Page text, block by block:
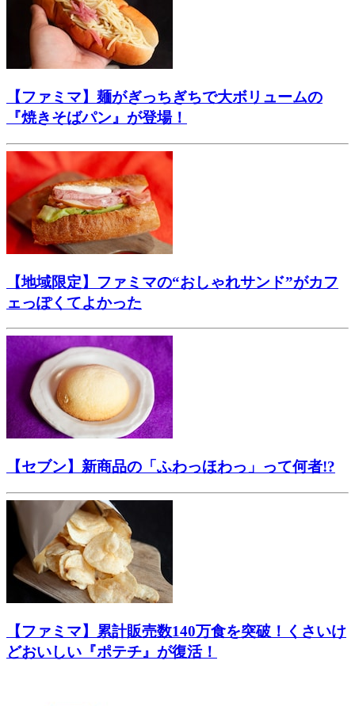
【ファミマ】麺がぎっちぎちで大ボリュームの
『焼きそばパン』が登場！
【地域限定】ファミマの“おしゃれサンド”がカフ
ェっぽくてよかった
【セブン】新商品の「ふわっほわっ」って何者!?
【ファミマ】累計販売数140万食を突破！くさいけ
どおいしい『ポテチ』が復活！